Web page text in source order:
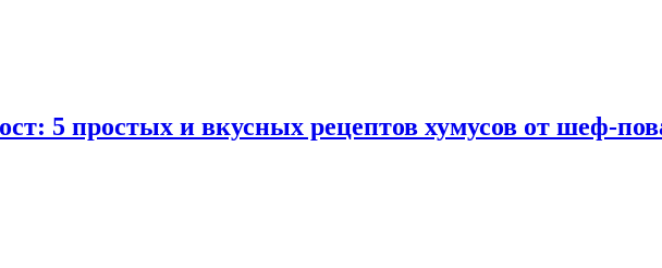
5 простых и вкусных рецептов хумусов от шеф-